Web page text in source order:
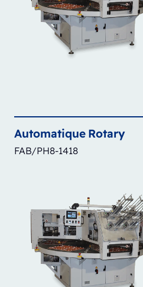
Automatique Rotary
FAB/PH8-1418